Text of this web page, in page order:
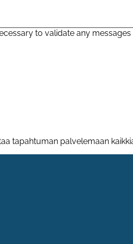
to validate any
tapahtuman palvelemaan